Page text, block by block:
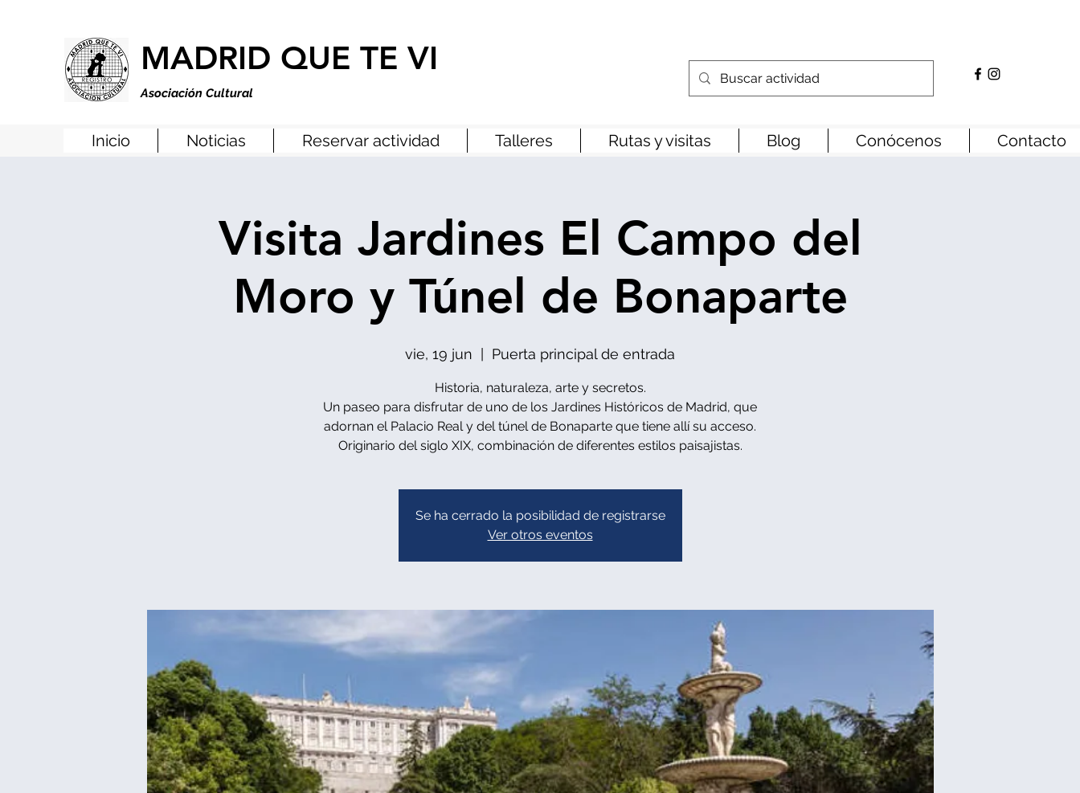
MADRID QUE TE VI
Asociación Cultural
Inicio Noticias Reservar actividad Talleres Rutas y visitas Blog Conócenos Contacto
Visita Jardines El Campo del
Moro y Túnel de Bonaparte
vie, 19 jun Puerta principal de entrada
Historia, naturaleza, arte y secretos.
Un paseo para disfrutar de uno de los Jardines Históricos de Madrid, que
adornan el Palacio Real y del túnel de Bonaparte que tiene allí su acceso.
Originario del siglo XIX, combinación de diferentes estilos paisajistas.
Se ha cerrado la posibilidad de registrarse
Ver otros eventos